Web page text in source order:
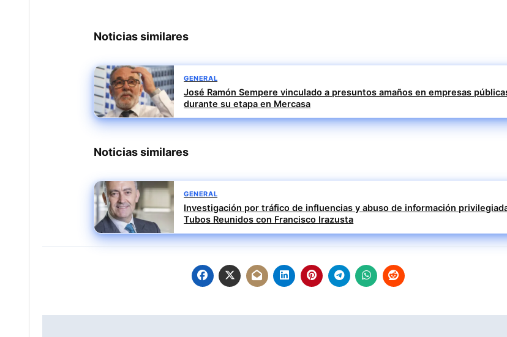
Noticias similares
GENERAL
José Ramón Sempere vinculado a presuntos amaños en empresas
durante su etapa en Mercasa
Noticias similares
GENERAL
Investigación por tráfico de influencias y abuso de información
Tubos Reunidos con Francisco Irazusta